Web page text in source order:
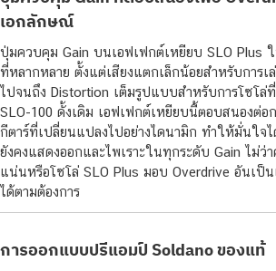
เอกลักษณ์
ปุ่มควบคุม Gain บนเอฟเฟกต์เหยียบ SLO Plus
ที่หลากหลาย ตั้งแต่เสียงแตกเล็กน้อยสำหรับการเ
ไปจนถึง Distortion เต็มรูปแบบสำหรับการโซโล่
SLO-100 ดั้งเดิม เอฟเฟกต์เหยียบนี้ตอบสนองต่อ
กีตาร์ที่เปลี่ยนแปลงไปอย่างไดนามิก ทำให้มั่นใจ
ยังคงแสดงออกและไพเราะในทุกระดับ Gain ไม่ว่
แน่นหรือโซโล่ SLO Plus มอบ Overdrive อันเป็
ได้ตามต้องการ
การออกแบบปรีแอมป์ Soldano ของแท้